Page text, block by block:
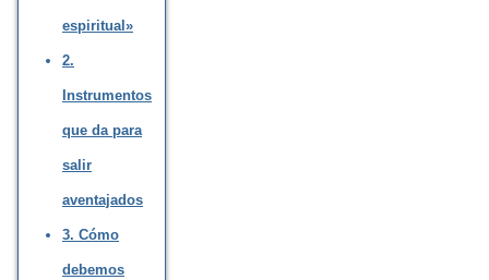
espiritual»
2.
Instrumentos
que da para
salir
aventajados
3. Cómo
debemos